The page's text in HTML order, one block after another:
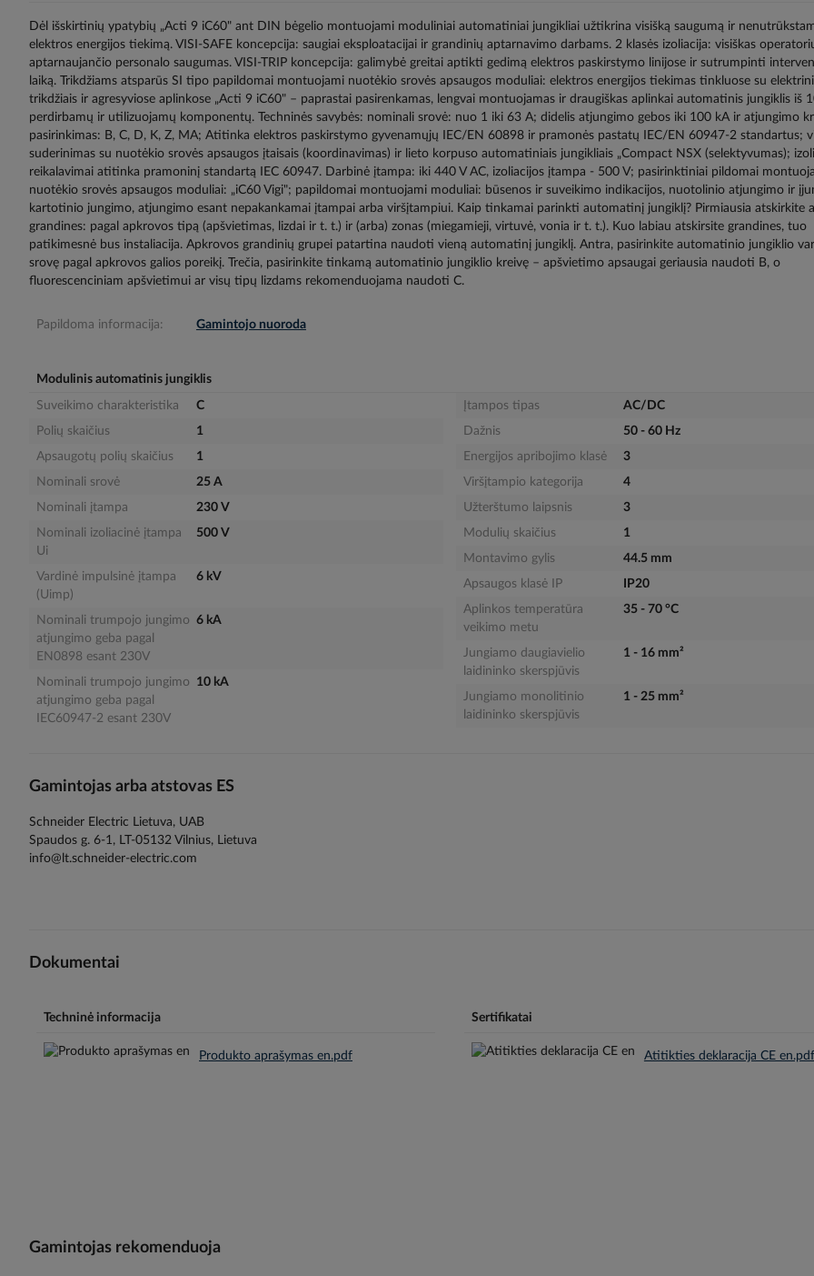
Dėl išskirtinių ypatybių „Acti 9 iC60" ant DIN bėgelio montuojami moduliniai automatiniai jungikliai užtikrina visišką saugumą ir
elektros energijos tiekimą. VISI-SAFE koncepcija: saugiai eksploatacijai ir grandinių aptarnavimo darbams. 2 klasės izoliacija: visiškas
aptarnaujančio personalo saugumas. VISI-TRIP koncepcija: galimybė greitai aptikti gedimą elektros paskirstymo linijose ir sutrumpinti
laiką. Trikdžiams atsparūs SI tipo papildomai montuojami nuotėkio srovės apsaugos moduliai: elektros energijos tiekimas tinkluose su
trikdžiais ir agresyviose aplinkose „Acti 9 iC60" – paprastai pasirenkamas, lengvai montuojamas ir draugiškas aplinkai automatinis jungiklis iš
perdirbamų ir utilizuojamų komponentų. Techninės savybės: nominali srovė: nuo 1 iki 63 A; didelis atjungimo gebos iki 100 kA ir atjungimo
pasirinkimas: B, C, D, K, Z, MA; Atitinka elektros paskirstymo gyvenamųjų IEC/EN 60898 ir pramonės pastatų IEC/EN 60947-2 standartus;
suderinimas su nuotėkio srovės apsaugos įtaisais (koordinavimas) ir lieto korpuso automatiniais jungikliais „Compact NSX (selektyvumas);
reikalavimai atitinka pramoninį standartą IEC 60947. Darbinė įtampa: iki 440 V AC, izoliacijos įtampa - 500 V; pasirinktiniai pildomai
nuotėkio srovės apsaugos moduliai: „iC60 Vigi"; papildomai montuojami moduliai: būsenos ir suveikimo indikacijos, nuotolinio atjungimo ir
kartotinio jungimo, atjungimo esant nepakankamai įtampai arba viršįtampiui. Kaip tinkamai parinkti automatinį jungiklį? Pirmiausia atskirkite
grandines: pagal apkrovos tipą (apšvietimas, lizdai ir t. t.) ir (arba) zonas (miegamieji, virtuvė, vonia ir t. t.). Kuo labiau atskirsite grandines, tuo
patikimesnė bus instaliacija. Apkrovos grandinių grupei patartina naudoti vieną automatinį jungiklį. Antra, pasirinkite automatinio jungiklio
srovę pagal apkrovos galios poreikį. Trečia, pasirinkite tinkamą automatinio jungiklio kreivę – apšvietimo apsaugai geriausia naudoti B, o
fluorescenciniam apšvietimui ar visų tipų lizdams rekomenduojama naudoti C.
Papildoma informacija: Gamintojo nuoroda
Modulinis automatinis jungiklis
Suveikimo charakteristika
C
Polių skaičius
1
Apsaugotų polių skaičius
1
Nominali srovė
25 A
Nominali įtampa
230 V
Nominali izoliacinė įtampa
Ui
500 V
Vardinė impulsinė įtampa
(Uimp)
6 kV
Nominali trumpojo jungimo
atjungimo geba pagal
EN0898 esant 230V
6 kA
Nominali trumpojo jungimo
atjungimo geba pagal
IEC60947-2 esant 230V
10 kA
Įtampos tipas
AC/DC
Dažnis
50 - 60 Hz
Energijos apribojimo klasė
3
Viršįtampio kategorija
4
Užterštumo laipsnis
3
Modulių skaičius
1
Montavimo gylis
44.5 mm
Apsaugos klasė IP
IP20
Aplinkos temperatūra
veikimo metu
35 - 70 °C
Jungiamo daugiavielio
laidininko skerspjūvis
1 - 16 mm²
Jungiamo monolitinio
laidininko skerspjūvis
1 - 25 mm²
Gamintojas arba atstovas ES
Schneider Electric Lietuva, UAB
Spaudos g. 6-1, LT-05132 Vilnius, Lietuva
info@lt.schneider-electric.com
Dokumentai
Techninė informacija
Produkto aprašymas en.pdf
Sertifikatai
Atitikties deklaracija CE en.pdf
Gamintojas rekomenduoja